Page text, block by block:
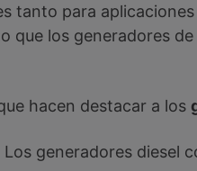
tanto para
que los generadores
hacen destacar a los
Los generadores diesel